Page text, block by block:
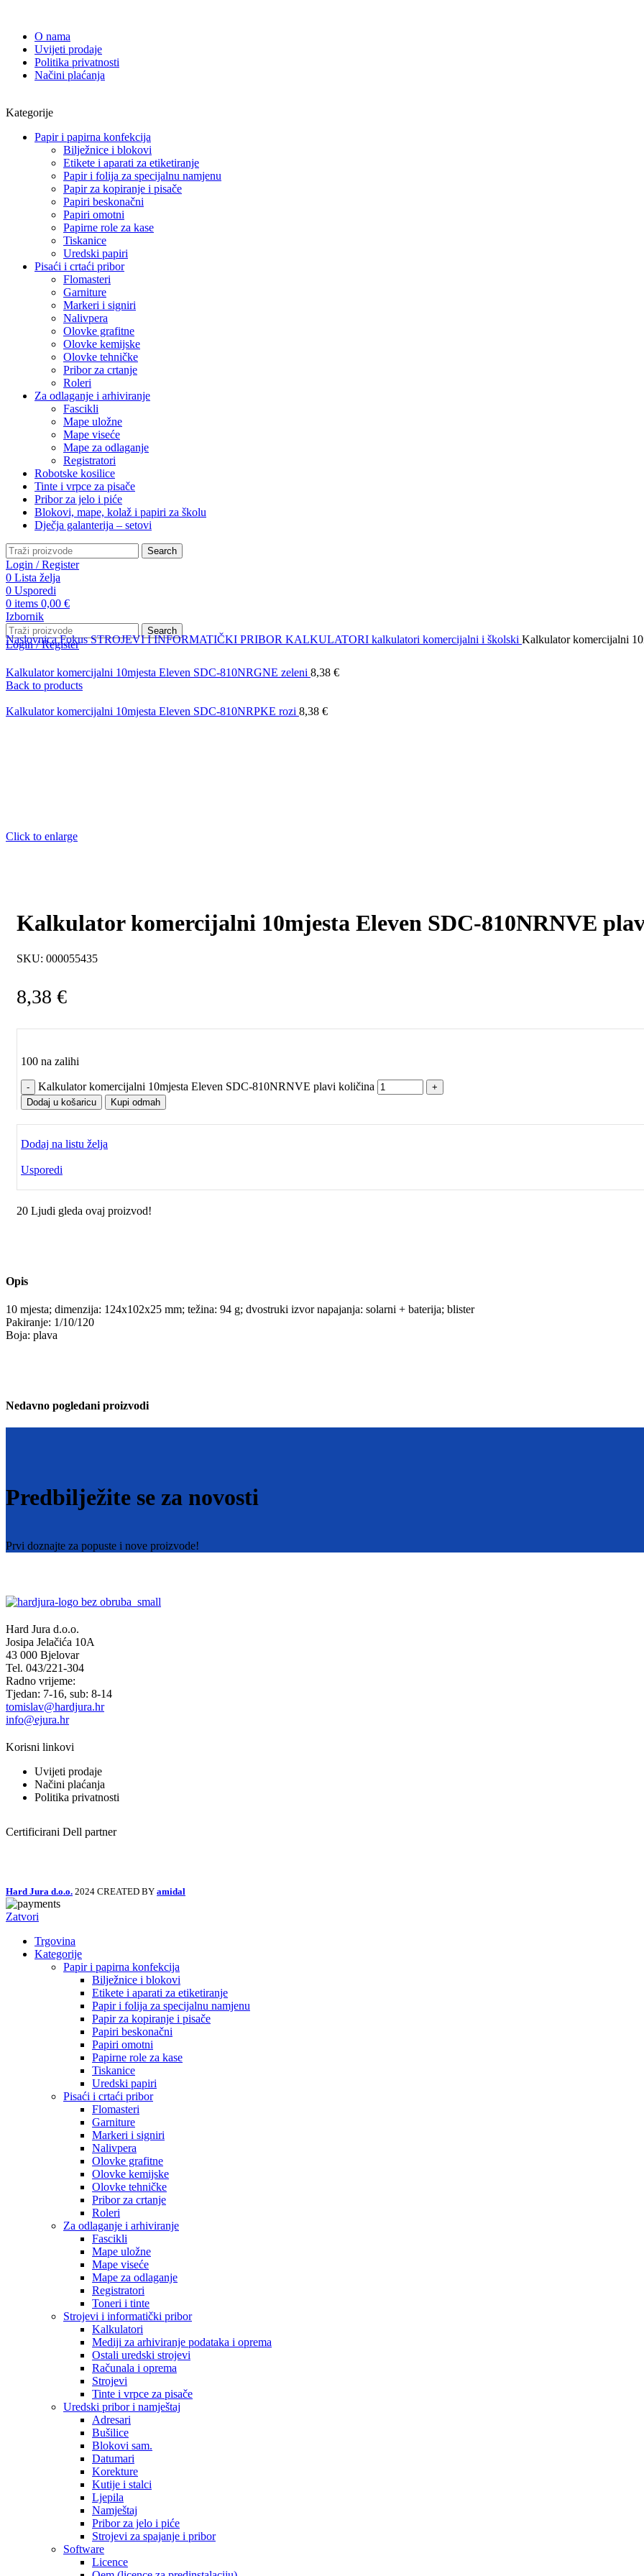
O nama
Uvijeti prodaje
Politika privatnosti
Načini plaćanja
Kategorije
Papir i papirna konfekcija
Bilježnice i blokovi
Etikete i aparati za etiketiranje
Papir i folija za specijalnu namjenu
Papir za kopiranje i pisače
Papiri beskonačni
Papiri omotni
Papirne role za kase
Tiskanice
Uredski papiri
Pisaći i crtaći pribor
Flomasteri
Garniture
Markeri i signiri
Nalivpera
Olovke grafitne
Olovke kemijske
Olovke tehničke
Pribor za crtanje
Roleri
Za odlaganje i arhiviranje
Fascikli
Mape uložne
Mape viseće
Mape za odlaganje
Registratori
Robotske kosilice
Tinte i vrpce za pisače
Pribor za jelo i piće
Blokovi, mape, kolaž i papiri za školu
Dječja galanterija – setovi
Search
Login / Register
0 Lista želja
0 Usporedi
0 items 0,00 €
Izbornik
Search
Login / Register
NaslovnicaFokusSTROJEVI I INFORMATIČKI PRIBOR KALKULATORI kalkulatori komercijalni i školski Kalkulator komercijalni
Kalkulator komercijalni 10mjesta Eleven SDC-810NRGNE zeleni 8,38 €
Back to products
Kalkulator komercijalni 10mjesta Eleven SDC-810NRPKE rozi 8,38 €
Click to enlarge
Kalkulator komercijalni 10mjesta Eleven SDC-810NRNVE
SKU: 000055435
8,38 €
100 na zalihi
Kalkulator komercijalni 10mjesta Eleven SDC-810NRNVE plavi količina
Dodaj u košaricu Kupi odmah
Dodaj na listu želja
Usporedi
20 Ljudi gleda ovaj proizvod!
Opis
10 mjesta; dimenzija: 124x102x25 mm; težina: 94 g; dvostruki izvor napajanja: solarni + baterija; blister
Pakiranje: 1/10/120
Boja: plava
Nedavno pogledani proizvodi
Predbilježite se za novosti
Prvi doznajte za popuste i nove proizvode!
Hard Jura d.o.o.
Josipa Jelačića 10A
43 000 Bjelovar
Tel. 043/221-304
Radno vrijeme:
Tjedan: 7-16, sub: 8-14
tomislav@hardjura.hr
info@ejura.hr
Korisni linkovi
Uvijeti prodaje
Načini plaćanja
Politika privatnosti
Certificirani Dell partner
Hard Jura d.o.o. 2024 CREATED BY amidal
Zatvori
Trgovina
Kategorije
Papir i papirna konfekcija
Bilježnice i blokovi
Etikete i aparati za etiketiranje
Papir i folija za specijalnu namjenu
Papir za kopiranje i pisače
Papiri beskonačni
Papiri omotni
Papirne role za kase
Tiskanice
Uredski papiri
Pisaći i crtaći pribor
Flomasteri
Garniture
Markeri i signiri
Nalivpera
Olovke grafitne
Olovke kemijske
Olovke tehničke
Pribor za crtanje
Roleri
Za odlaganje i arhiviranje
Fascikli
Mape uložne
Mape viseće
Mape za odlaganje
Registratori
Toneri i tinte
Strojevi i informatički pribor
Kalkulatori
Mediji za arhiviranje podataka i oprema
Ostali uredski strojevi
Računala i oprema
Strojevi
Tinte i vrpce za pisače
Uredski pribor i namještaj
Adresari
Bušilice
Blokovi sam.
Datumari
Korekture
Kutije i stalci
Ljepila
Namještaj
Pribor za jelo i piće
Strojevi za spajanje i pribor
Software
Licence